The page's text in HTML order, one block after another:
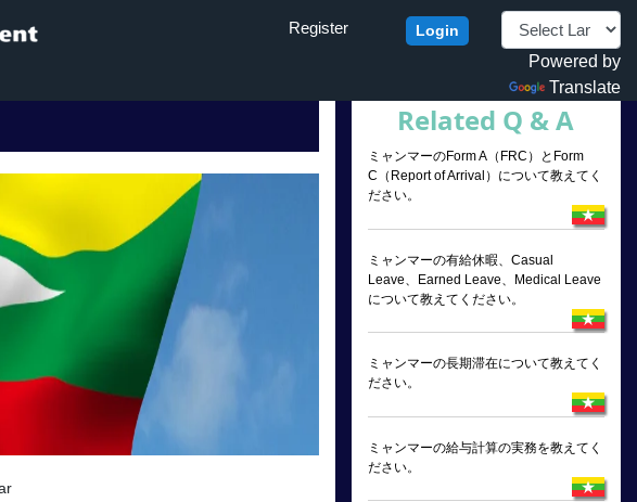
Register Login
Powered by
Translate
Related Q & A
ミャンマーのForm A（FRC）とForm
C（Report of Arrival）について教えてく
ださい。
ミャンマーの有給休暇、Casual
Leave、Earned Leave、Medical Leave
について教えてください。
ミャンマーの長期滞在について教えてく
ださい。
ミャンマーの給与計算の実務を教えてく
ださい。